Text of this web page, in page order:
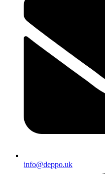
info@deppo.uk